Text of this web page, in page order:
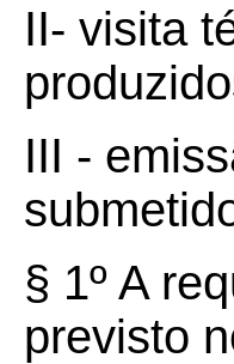
II- visita
III -
§ 1º A
previsto